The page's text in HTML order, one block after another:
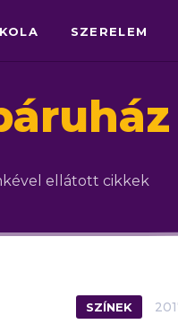
SZERELEM
ellátott cikkek
SZÍNEK